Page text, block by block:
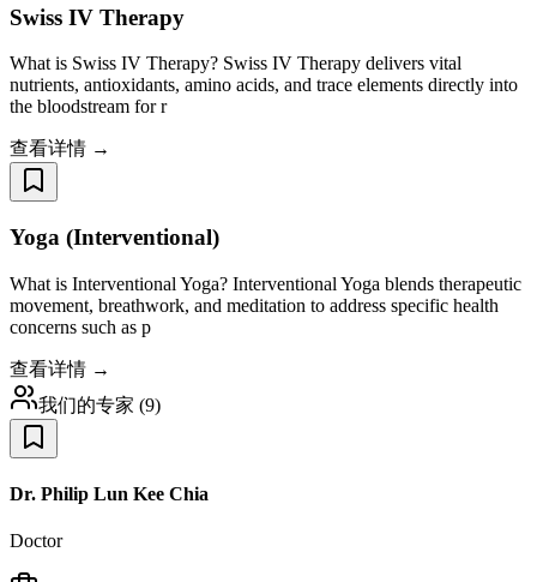
Swiss IV Therapy
What is Swiss IV Therapy? Swiss IV Therapy delivers vital
nutrients, antioxidants, amino acids, and trace elements directly into
the bloodstream for r
查看详情 →
Yoga (Interventional)
What is Interventional Yoga? Interventional Yoga blends therapeutic
movement, breathwork, and meditation to address specific health
concerns such as p
查看详情 →
我们的专家 (9)
Dr. Philip Lun Kee Chia
Doctor